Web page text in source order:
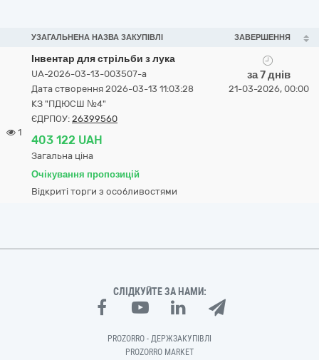
УЗАГАЛЬНЕНА НАЗВА ЗАКУПІВЛІ ЗАВЕРШЕННЯ
1
Інвентар для стрільби з лука
UA-2026-03-13-003507-a
Дата створення 2026-03-13 11:03:28
КЗ "ПДЮСШ №4"
ЄДРПОУ: 26399560
403 122 UAH
Загальна ціна
Очікування пропозицій
Відкриті торги з особливостями
за 7 днів
21-03-2026, 00:00
СЛІДКУЙТЕ ЗА НАМИ:
PROZORRO - ДЕРЖЗАКУПІВЛІ
PROZORRO MARKET